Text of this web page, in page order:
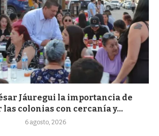
Jáuregui la importancia de
las colonias con cercanía y...
6 agosto, 2026